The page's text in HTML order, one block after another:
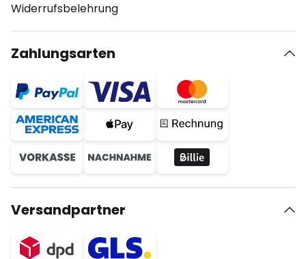
Widerrufsbelehrung
Zahlungsarten
Versandpartner